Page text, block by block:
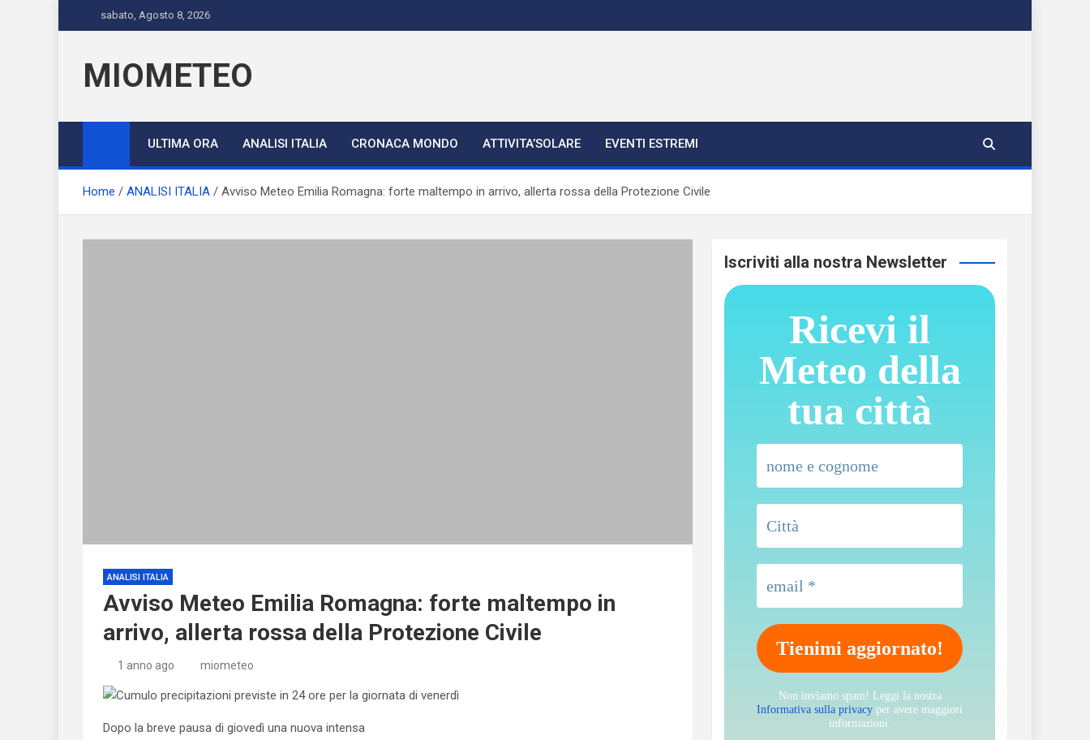
to
sabato, Agosto 8, 2026
MIOMETEO
ULTIMA ORA ANALISI ITALIA CRONACA MONDO ATTIVITA’SOLARE EVENTI ESTREMI
Home ANALISI ITALIA Avviso Meteo Emilia Romagna: forte maltempo in arrivo, allerta rossa della Protezione Civile
ANALISI ITALIA
Avviso Meteo Emilia Romagna: forte maltempo in
arrivo, allerta rossa della Protezione Civile
1 anno ago miometeo
Dopo la breve pausa di giovedì una nuova intensa
Iscriviti alla nostra Newsletter
Ricevi il
Meteo della
tua città
Non inviamo spam! Leggi la nostra
Informativa sulla privacy per avere maggiori
informazioni.